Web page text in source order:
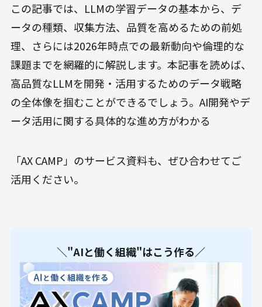
この記事では、LLMの学習データの基本から、デ
ータの種類、収集方法、品質を高めるための前処
理、さらには2026年時点での最新動向や倫理的な
課題までを網羅的に解説します。本記事を読めば、
高品質なLLMを開発・活用するためのデータ戦略
の全体像を掴むことができるでしょう。AI開発やデ
ータ活用に関する具体的な進め方がわかる
「AX CAMP」のサービス資料も、ぜひ合わせてご
活用ください。
＼"AIと働く組織"はこう作る／